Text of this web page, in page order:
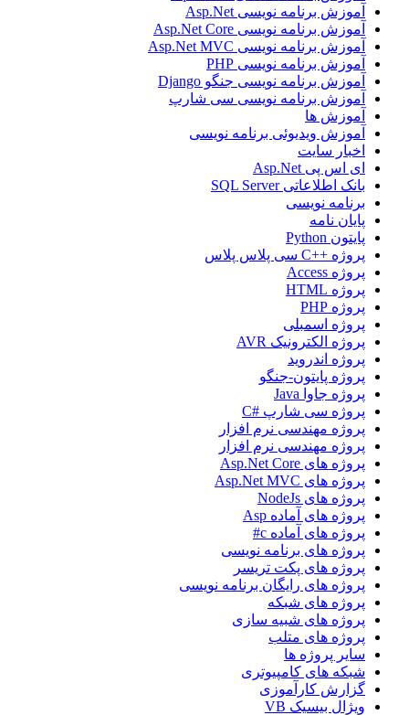
آموزش برنامه نویسی Asp.Net
آموزش برنامه نویسی Asp.Net Core
آموزش برنامه نویسی Asp.Net MVC
آموزش برنامه نویسی PHP
آموزش برنامه نویسی جنگو Django
آموزش برنامه نویسی سی شارپ
آموزش ها
آموزش ویدیوئی برنامه نویسی
اخبار سایت
ای اس پی Asp.Net
بانک اطلاعاتی SQL Server
برنامه نویسی
پایان نامه
پایتون Python
پروژه ++C سی پلاس پلاس
پروژه Access
پروژه HTML
پروژه PHP
پروژه اسمبلی
پروژه الکترونیک AVR
پروژه اندروید
پروژه پایتون-جنگو
پروژه جاوا Java
پروژه سی شارپ #C
پروژه مهندسی نرم افزار
پروژه مهندسی نرم افزار
پروژه های Asp.Net Core
پروژه های Asp.Net MVC
پروژه های NodeJs
پروژه های آماده Asp
پروژه های آماده c#
پروژه های برنامه نویسی
پروژه های پکت تریسر
پروژه های رایگان برنامه نویسی
پروژه های شبکه
پروژه های شبیه سازی
پروژه های متلب
سایر پروژه ها
شبکه های کامپیوتری
گزارش کارآموزی
ویژال بیسیک VB